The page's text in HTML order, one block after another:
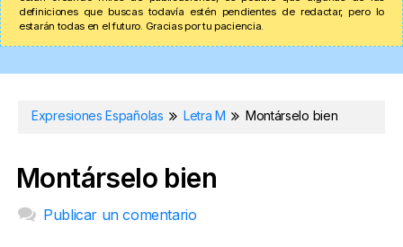
definiciones que buscas todavía estén pendientes de redactar, pero lo
estarán todas en el futuro. Gracias por tu paciencia.
Expresiones Españolas Letra M Montárselo bien
Montárselo bien
Publicar un comentario